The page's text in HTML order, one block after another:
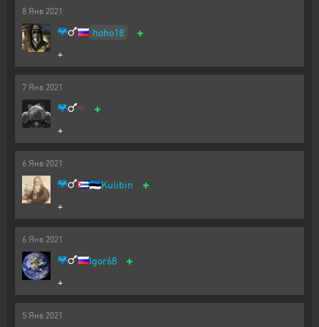
8 Янв 2021
hoho18 +
+
7 Янв 2021
+
+
6 Янв 2021
🇪🇪Kulibin +
+
6 Янв 2021
Igor68 +
+
5 Янв 2021